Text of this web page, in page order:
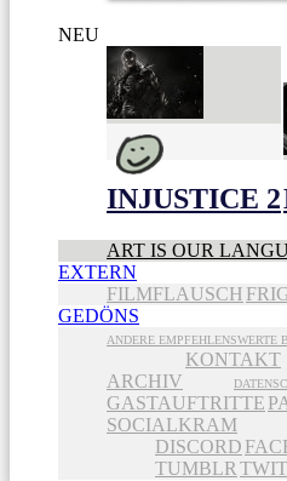
NEU
INJUSTICE 2
ART IS OUR
EXTERN
FILMFLAUSCH
GEDÖNS
ANDERE EMPFEHLENSWERTE
ARCHIV
KONTAKT
GASTAUFTRITTE
SOCIALKRAM
DISCORD
TUMBLR